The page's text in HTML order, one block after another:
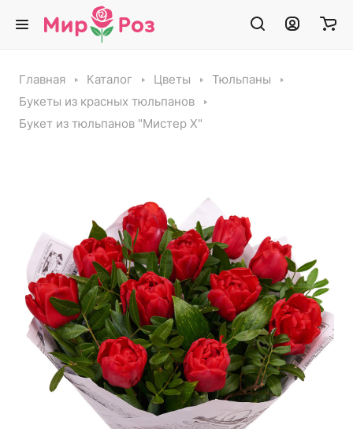
Главная Каталог Цветы
Тюльпаны
Букеты из красных тюльпанов
Букет из тюльпанов "Мистер Х"